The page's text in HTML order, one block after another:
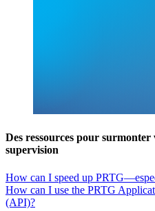
Des ressources pour surmonter
supervision
How can I speed up
How can I use the PRTG
(API)?